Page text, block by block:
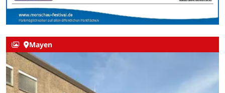
Mayen